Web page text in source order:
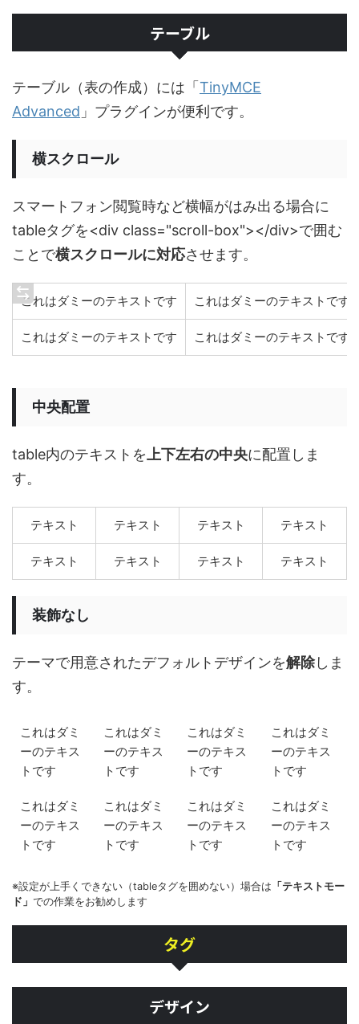
テーブル
テーブル（表の作成）には「TinyMCE
Advanced 」プラグインが便利です。
横スクロール
スマートフォン閲覧時など横幅がはみ出る場合に
tableタグを<div class="scroll-box"></div>で囲む
ことで横スクロールに対応させます。
これはダミーのテキストです これはダミーのテキストです
これはダミーのテキストです これはダミーのテキストです
中央配置
table内のテキストを 上下左右の中央に配置しま
す。
テキスト テキスト テキスト テキスト
テキスト テキスト テキスト テキスト
装飾なし
テーマで用意されたデフォルトデザインを解除しま
す。
これはダミ
ーのテキス
トです
これはダミ
ーのテキス
トです
これはダミ
ーのテキス
トです
これはダミ
ーのテキス
トです
これはダミ
ーのテキス
トです
これはダミ
ーのテキス
トです
これはダミ
ーのテキス
トです
これはダミ
ーのテキス
トです
※設定が上手くできない（tableタグを囲めない）場合は 「テキストモー
ド」 での作業をお勧めします
タグ
デザイン